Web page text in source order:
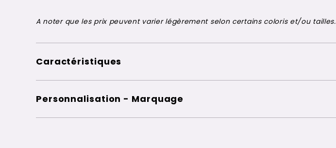
A noter que les prix peuvent varier légèrement selon certains coloris et/ou tailles.
Caractéristiques
Personnalisation - Marquage